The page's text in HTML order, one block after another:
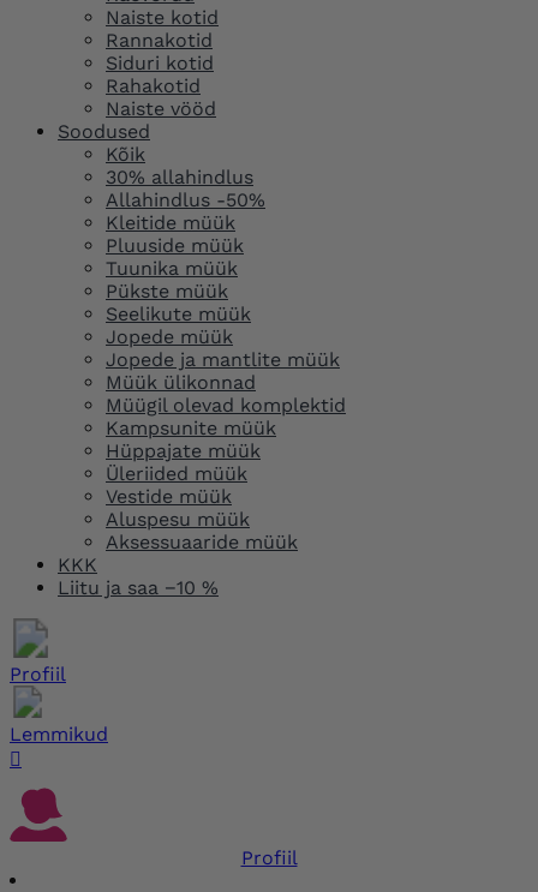
Naiste kotid
Rannakotid
Siduri kotid
Rahakotid
Naiste vööd
Soodused
Kõik
30% allahindlus
Allahindlus -50%
Kleitide müük
Pluuside müük
Tuunika müük
Pükste müük
Seelikute müük
Jopede müük
Jopede ja mantlite müük
Müük ülikonnad
Müügil olevad komplektid
Kampsunite müük
Hüppajate müük
Üleriided müük
Vestide müük
Aluspesu müük
Aksessuaaride müük
KKK
Liitu ja saa −10 %
Profiil
Lemmikud

Profiil